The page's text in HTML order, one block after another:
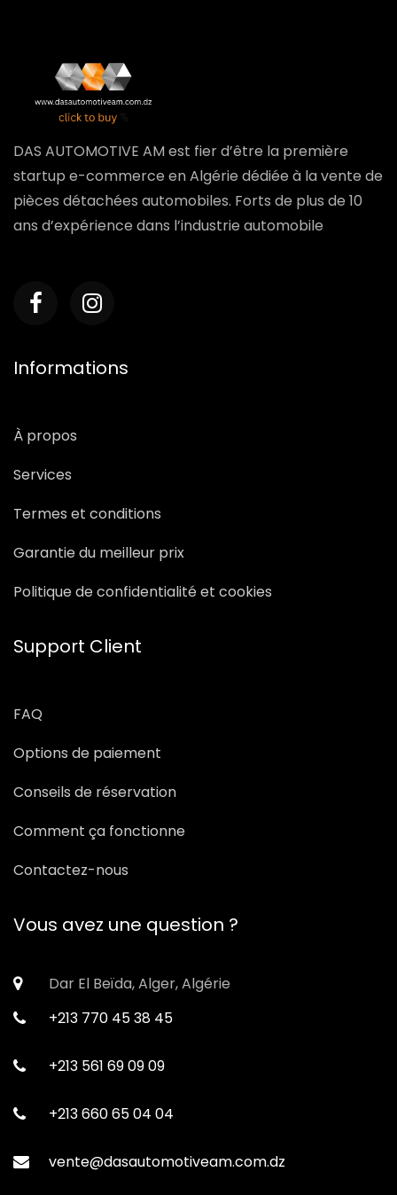
DAS AUTOMOTIVE AM est fier d’être la première
startup e-commerce en Algérie dédiée à la vente de
pièces détachées automobiles. Forts de plus de 10
ans d’expérience dans l’industrie automobile
Informations
À propos
Services
Termes et conditions
Garantie du meilleur prix
Politique de confidentialité et cookies
Support Client
FAQ
Options de paiement
Conseils de réservation
Comment ça fonctionne
Contactez-nous
Vous avez une question ?
Dar El Beïda, Alger, Algérie
+213 770 45 38 45
+213 561 69 09 09
+213 660 65 04 04
vente@dasautomotiveam.com.dz